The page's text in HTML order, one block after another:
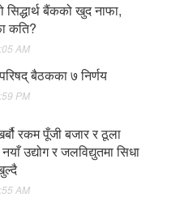
सिद्धार्थ बैंकको खुद नाफा,
कति?
AM
बैठकका ७ निर्णय
PM
रकम पूँजी बजार र ठूला
उद्योग र जलविद्युतमा सिधा
AM